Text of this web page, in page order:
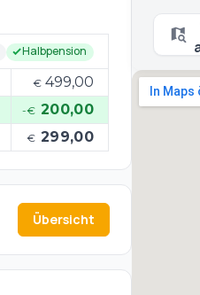
Halbpension
€ 499,00
-€ 200,00
€ 299,00
Übersicht